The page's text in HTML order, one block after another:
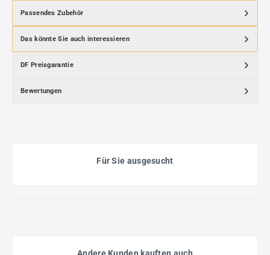
Passendes Zubehör
Das könnte Sie auch interessieren
DF Preisgarantie
Bewertungen
Für Sie ausgesucht